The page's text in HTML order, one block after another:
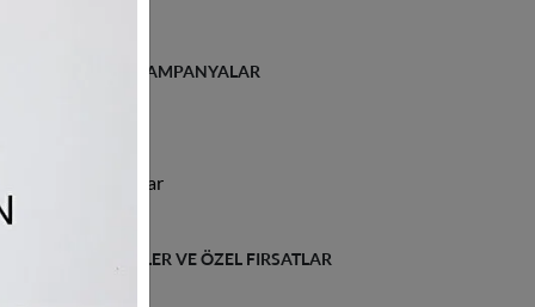
İLETIŞIM & KAMPANYALAR
Kampanyalar
SON HABERLER VE ÖZEL FIRSATLAR